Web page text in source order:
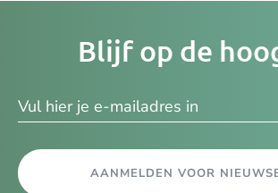
Blijf op de
AANMELDEN VOOR